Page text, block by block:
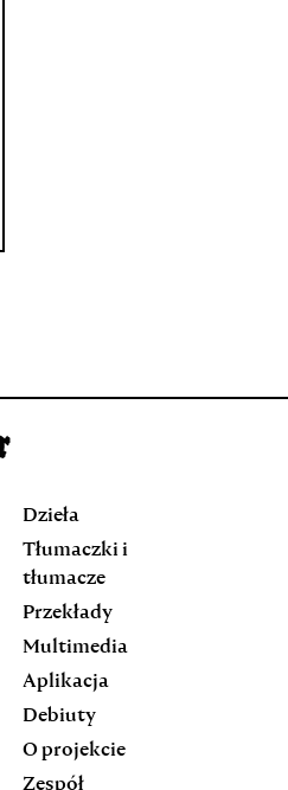
Dzieła
Tłumaczki i
tłumacze
Przekłady
Multimedia
Aplikacja
Debiuty
O projekcie
Zespół